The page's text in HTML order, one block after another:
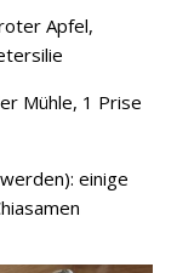
Apfel,
Mühle, 1 Prise
einige